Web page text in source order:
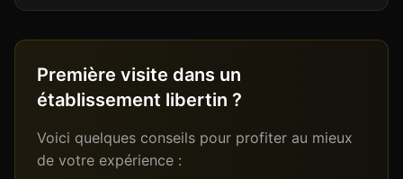
Première visite dans un
établissement libertin ?
Voici quelques conseils pour profiter au mieux
de votre expérience :